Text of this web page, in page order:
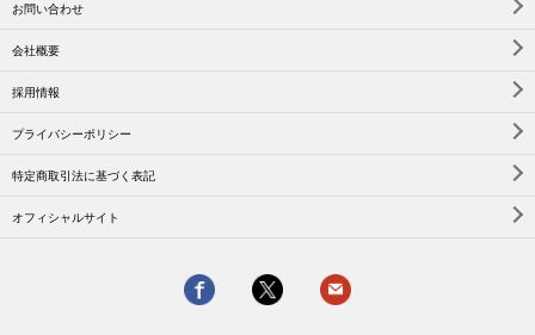
お問い合わせ
会社概要
採用情報
プライバシーポリシー
特定商取引法に基づく表記
オフィシャルサイト